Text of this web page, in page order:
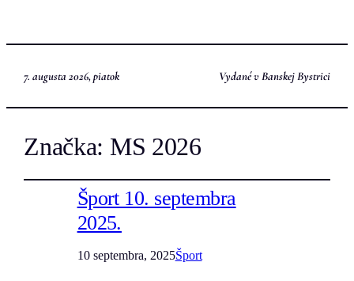
7. augusta 2026, piatok Vydané v Banskej Bystrici
Značka: MS 2026
Šport 10. septembra
2025.
10 septembra, 2025Šport